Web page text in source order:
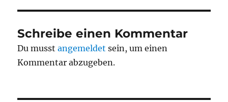
Schreibe einen Kommentar
Du musstangemeldet sein, um einen
Kommentar abzugeben.